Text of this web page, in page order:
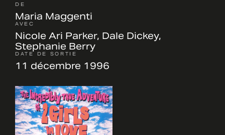
DE
Maria Maggenti
AVEC
Nicole Ari Parker, Dale Dickey,
Stephanie Berry
DATE DE SORTIE
11 décembre 1996